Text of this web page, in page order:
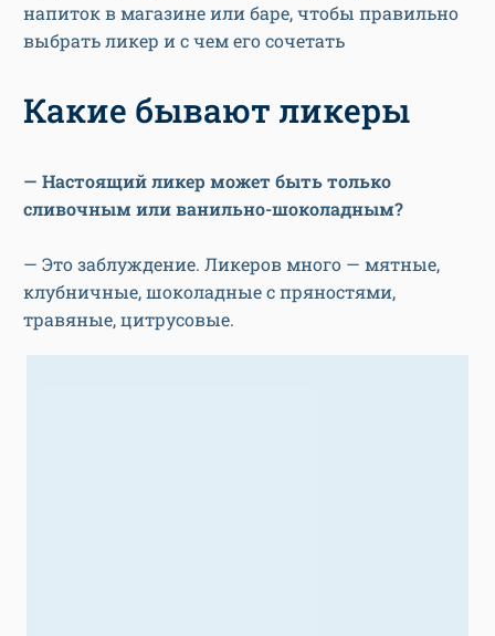
напиток в магазине или баре, чтобы правильно
выбрать ликер и с чем его сочетать
Какие бывают ликеры
— Настоящий ликер может быть только
сливочным или ванильно-шоколадным?
— Это заблуждение. Ликеров много — мятные,
клубничные, шоколадные с пряностями,
травяные, цитрусовые.